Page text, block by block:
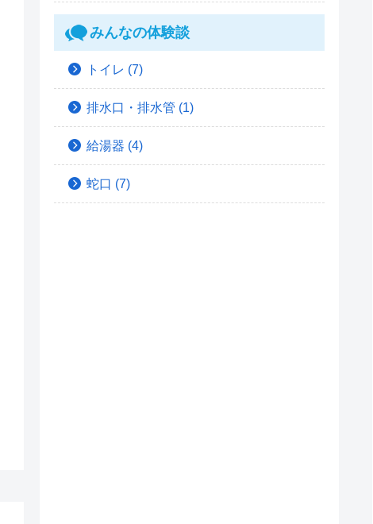
みんなの体験談
トイレ (7)
排水口・排水管 (1)
給湯器 (4)
蛇口 (7)